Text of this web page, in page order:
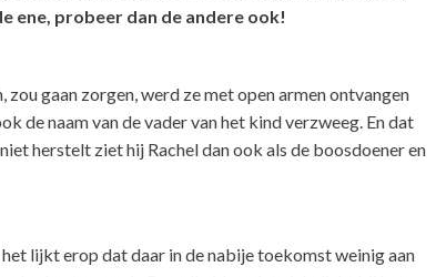
ene, probeer dan de andere ook!
gaan zorgen, werd ze met open armen ontvangen
de naam van de vader van het kind verzweeg. En dat
herstelt ziet hij Rachel dan ook als de boosdoener en
lijkt erop dat daar in de nabije toekomst weinig aan